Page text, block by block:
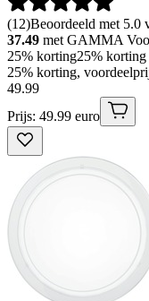
(12)Beoordeeld met 5.0
37.49 met GAMMA
25% korting25% korting
25% korting,
49.99
Prijs: 49.99 euro